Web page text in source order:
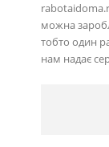
можна
тобто один
нам надає